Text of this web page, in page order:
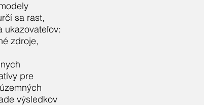
sa rast,
ukazovateľov:
zdroje,
pre
výsledkov